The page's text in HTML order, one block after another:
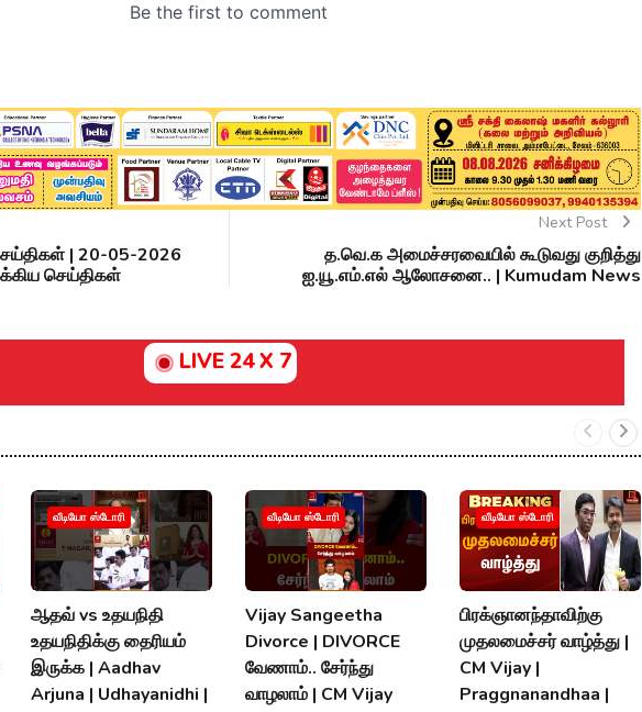
| 20-05-2026
செய்திகள்
Next Post
த.வெ.க அமைச்சரவையில் கூடுவது குறித்து
ஐ.யூ.எம்.எல் ஆலோசனை.. | Kumudam News
LIVE 24 X 7
வீடியோ ஸ்டோரி
ஆதவ் vs உதயநிதி
உதயநிதிக்கு தைரியம்
இருக்க | Aadhav
Arjuna | Udhayanidhi |
வீடியோ ஸ்டோரி
Vijay Sangeetha
Divorce | DIVORCE
வேணாம்.. சேர்ந்து
வாழலாம் | CM Vijay
வீடியோ ஸ்டோரி
பிரக்ஞானந்தாவிற்கு
முதலமைச்சர் வாழ்த்து |
CM Vijay |
Praggnanandhaa |